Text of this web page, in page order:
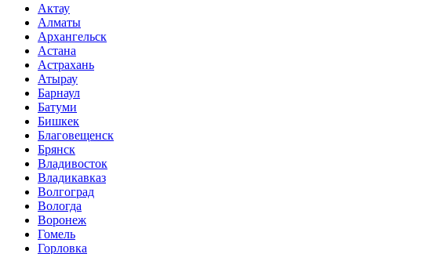
Актау
Алматы
Архангельск
Астана
Астрахань
Атырау
Барнаул
Батуми
Бишкек
Благовещенск
Брянск
Владивосток
Владикавказ
Волгоград
Вологда
Воронеж
Гомель
Горловка